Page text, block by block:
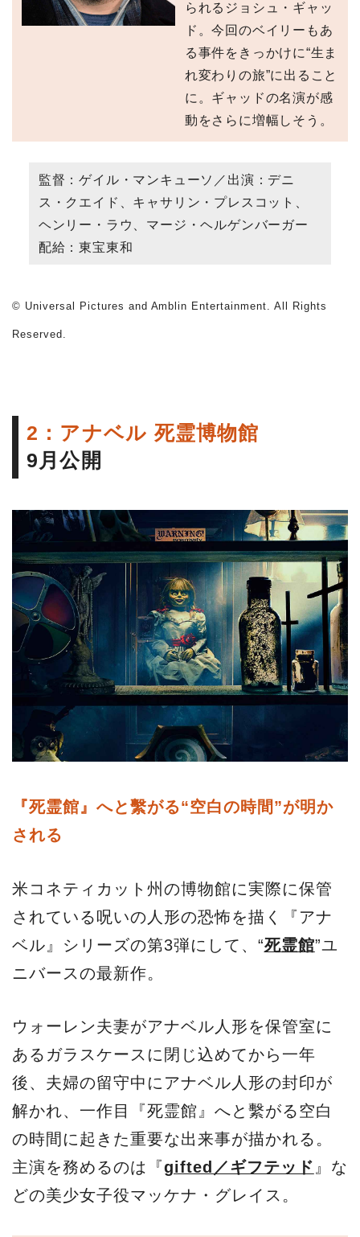
られるジョシュ・ギャッ
ド。今回のベイリーもあ
る事件をきっかけに“生ま
れ変わりの旅”に出ること
に。ギャッドの名演が感
動をさらに増幅しそう。
監督：ゲイル・マンキューソ／出演：デニ
ス・クエイド、キャサリン・プレスコット、
ヘンリー・ラウ、マージ・ヘルゲンバーガー
配給：東宝東和
© Universal Pictures and Amblin Entertainment. All Rights
Reserved.
2：アナベル 死霊博物館
9月公開
『死霊館』へと繫がる“空白の時間”が明か
される
米コネティカット州の博物館に実際に保管
されている呪いの人形の恐怖を描く『アナ
ベル』シリーズの第3弾にして、“死霊館”ユ
ニバースの最新作。
ウォーレン夫妻がアナベル人形を保管室に
あるガラスケースに閉じ込めてから一年
後、夫婦の留守中にアナベル人形の封印が
解かれ、一作目『死霊館』へと繫がる空白
の時間に起きた重要な出来事が描かれる。
主演を務めるのは『gifted／ギフテッド 』な
どの美少女子役マッケナ・グレイス。